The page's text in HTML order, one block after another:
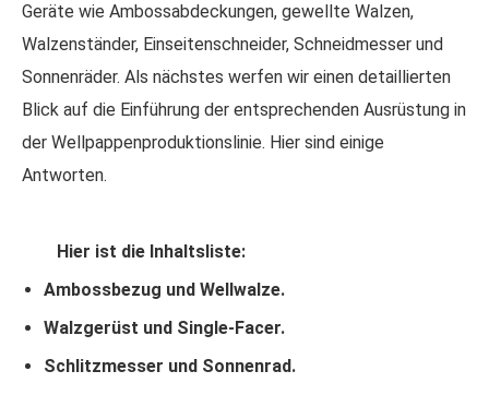
Geräte wie Ambossabdeckungen, gewellte Walzen,
Walzenständer, Einseitenschneider, Schneidmesser und
Sonnenräder. Als nächstes werfen wir einen detaillierten
Blick auf die Einführung der entsprechenden Ausrüstung in
der Wellpappenproduktionslinie. Hier sind einige
Antworten.
Hier ist die Inhaltsliste:
Ambossbezug und Wellwalze.
Walzgerüst und Single-Facer.
Schlitzmesser und Sonnenrad.